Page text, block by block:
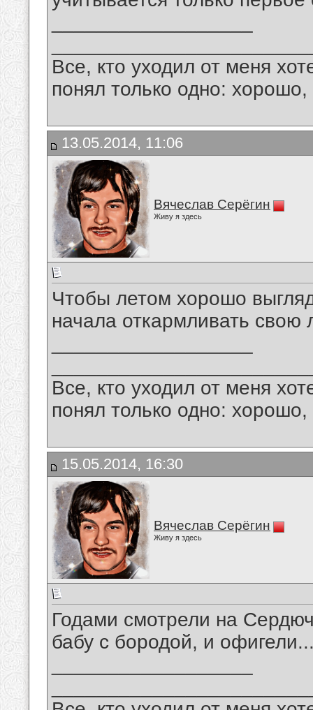
Все, кто уходил от меня
понял только одно:
13.05.2014, 11:06
Вячеслав Серёгин
Живу я здесь
Чтобы летом хорошо
начала откармливать
Все, кто уходил от меня
понял только одно:
15.05.2014, 16:30
Вячеслав Серёгин
Живу я здесь
Годами смотрели на
бабу с бородой, и